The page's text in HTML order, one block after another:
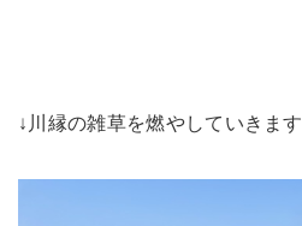
↓川縁の雑草を燃やしていきます